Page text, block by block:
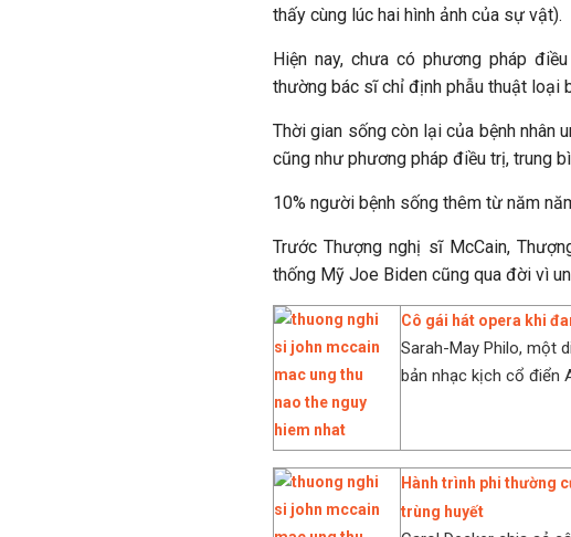
thấy cùng lúc hai hình ảnh của sự vật).
Hiện nay, chưa có phương pháp
thường bác sĩ chỉ định phẫu thuật loại
Thời gian sống còn lại của bệnh nhân
cũng như phương pháp điều trị, trung
10% người bệnh sống thêm từ năm
Trước Thượng nghị sĩ McCain,
thống Mỹ Joe Biden cũng qua đời vì
Cô gái hát opera khi
Sarah-May Philo, một
bản nhạc kịch cổ điển
Hành trình phi thường
trùng huyết